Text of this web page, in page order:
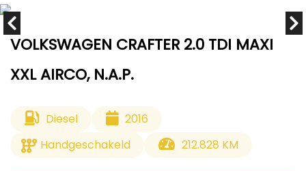
VOLKSWAGEN CRAFTER 2.0 TDI MAXI
XXL AIRCO, N.A.P.
Diesel
2016
Handgeschakeld
212.828 KM